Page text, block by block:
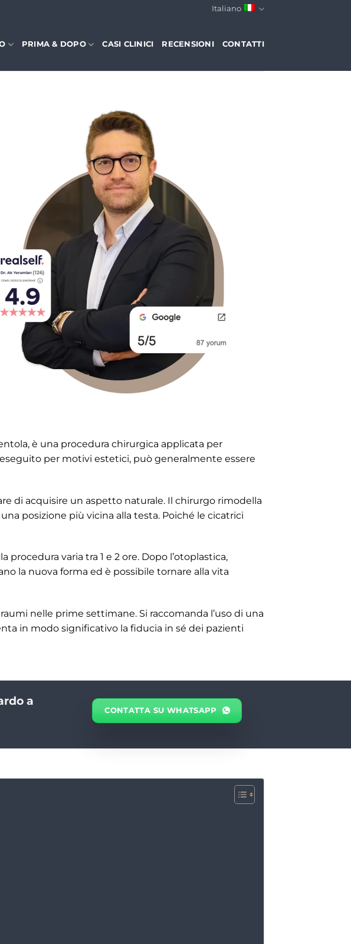
Italiano
PRIMA & DOPO CASI CLINICI RECENSIONI CONTATTI
è una procedura chirurgica applicata per
per motivi estetici, può generalmente essere
di acquisire un aspetto naturale. Il chirurgo rimodella
posizione più vicina alla testa. Poiché le cicatrici
varia tra 1 e 2 ore. Dopo l’otoplastica,
la nuova forma ed è possibile tornare alla vita
nelle prime settimane. Si raccomanda l’uso di una
in modo significativo la fiducia in sé dei pazienti
a
CONTATTA SU WHATSAPP